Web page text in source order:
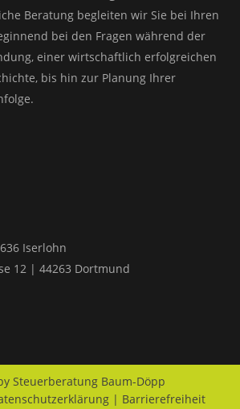
Beratung begleiten wir Sie bei Ihren
bei den Fragen während der
einer wirtschaftlich erfolgreichen
bis hin zur Planung Ihrer
Iserlohn
12 | 44263 Dortmund
Steuerberatung Baum-Döpp
| Barrierefreiheit